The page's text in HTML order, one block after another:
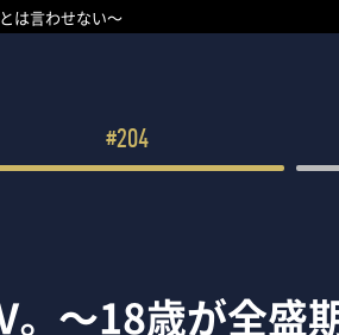
は言わせない～
#204
～18歳が全盛